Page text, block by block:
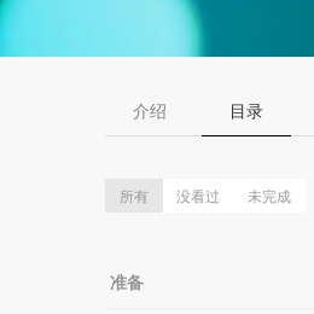
介绍 目录
所有 没看过 未完成
准备